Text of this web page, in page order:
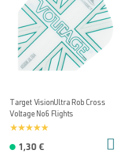
Target VisionUltra Rob Cross
Voltage No6 Flights
1,30 €